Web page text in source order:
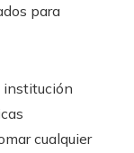
para
institución
cualquier